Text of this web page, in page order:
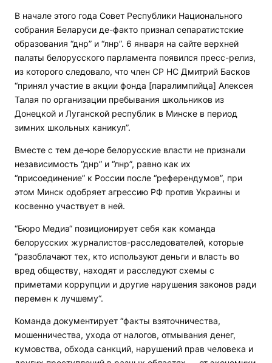
В начале этого года Совет Республики Национального
собрания Беларуси де-факто признал сепаратистские
образования “днр” и “лнр”. 6 января на сайте верхней
палаты белорусского парламента появился пресс-релиз,
из которого следовало, что член СР НС Дмитрий Басков
“принял участие в акции фонда [паралимпийца] Алексея
Талая по организации пребывания школьников из
Донецкой и Луганской республик в Минске в период
зимних школьных каникул”.
Вместе с тем де-юре белорусские власти не признали
независимость “днр” и “лнр”, равно как их
“присоединение” к России после “референдумов”, при
этом Минск одобряет агрессию РФ против Украины и
косвенно участвует в ней.
“Бюро Медиа“ позиционирует себя как команда
белорусских журналистов-расследователей, которые
“разоблачают тех, кто используют деньги и власть во
вред обществу, находят и расследуют схемы с
приметами коррупции и другие нарушения законов ради
перемен к лучшему“.
Команда документирует “факты взяточничества,
мошенничества, ухода от налогов, отмывания денег,
кумовства, обхода санкций, нарушений прав человека и